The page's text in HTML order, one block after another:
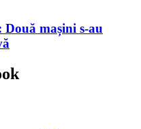
mașini s-au